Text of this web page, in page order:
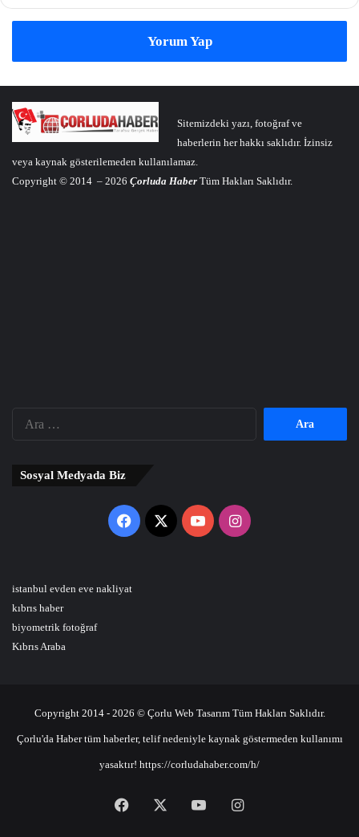
Yorum Yap
Sitemizdeki yazı, fotoğraf ve
haberlerin her hakkı saklıdır. İzinsiz
veya kaynak gösterilemeden kullanılamaz.
Copyright © 2014 – 2026 Çorluda Haber Tüm Hakları Saklıdır.
Sosyal Medyada Biz
Facebook
X YouTubeInstagram
istanbul evden eve nakliyat
kıbrıs haber
biyometrik fotoğraf
Kıbrıs Araba
Copyright 2014 - 2026 © Çorlu Web Tasarım Tüm Hakları Saklıdır.
Çorlu'da Haber tüm haberler, telif nedeniyle kaynak göstermeden kullanımı
yasaktır! https://corludahaber.com/h/
Facebook YouTubeInstagram